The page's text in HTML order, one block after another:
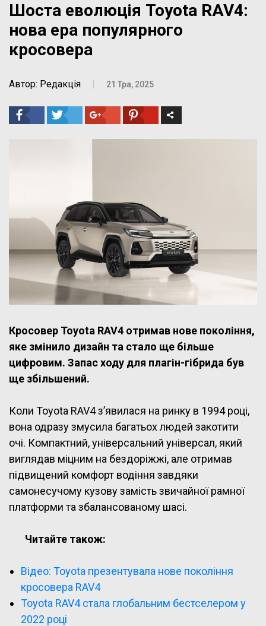
Шоста еволюція Toyota RAV4:
нова ера популярного
кросовера
Автор: Редакція 21 Тра, 2025
Кросовер Toyota RAV4 отримав нове покоління,
яке змінило дизайн та стало ще більше
цифровим. Запас ходу для плагін-гібрида був
ще збільшений.
Коли Toyota RAV4 з’явилася на ринку в 1994 році,
вона одразу змусила багатьох людей закотити
очі. Компактний, універсальний універсал, який
виглядав міцним на бездоріжжі, але отримав
підвищений комфорт водіння завдяки
самонесучому кузову замість звичайної рамної
платформи та збалансованому шасі.
Читайте також:
Відео: Toyota презентувала нове покоління
кросовера RAV4
Toyota RAV4 стала глобальним бестселером у
2022 році